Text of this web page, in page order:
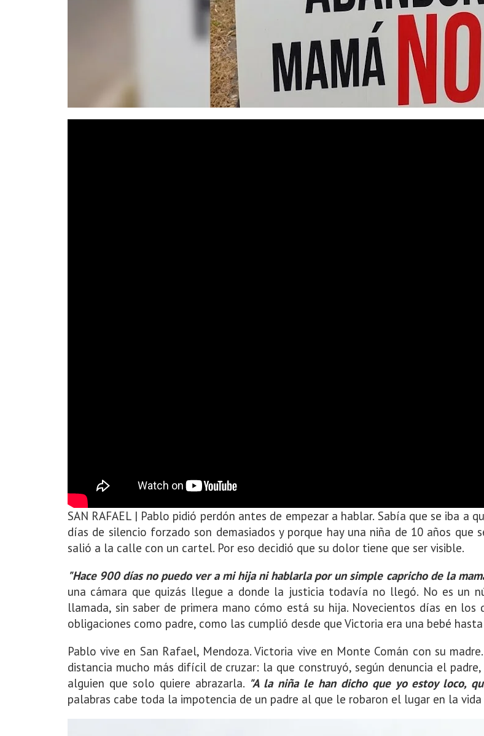
SAN RAFAEL | Pablo pidió perdón antes de empezar a hablar. Sabía que se iba a
días de silencio forzado son demasiados y porque hay una niña de 10 años que
salió a la calle con un cartel. Por eso decidió que su dolor tiene que ser visible.
"Hace 900 días no puedo ver a mi hija ni hablarla por un simple capricho de la
una cámara que quizás llegue a donde la justicia todavía no llegó. No es un
llamada, sin saber de primera mano cómo está su hija. Novecientos días en
obligaciones como padre, como las cumplió desde que Victoria era una bebé
Pablo vive en San Rafael, Mendoza. Victoria vive en Monte Comán con su
distancia mucho más difícil de cruzar: la que construyó, según denuncia el
alguien que solo quiere abrazarla. "A la niña le han dicho que yo estoy loco,
palabras cabe toda la impotencia de un padre al que le robaron el lugar en la vida